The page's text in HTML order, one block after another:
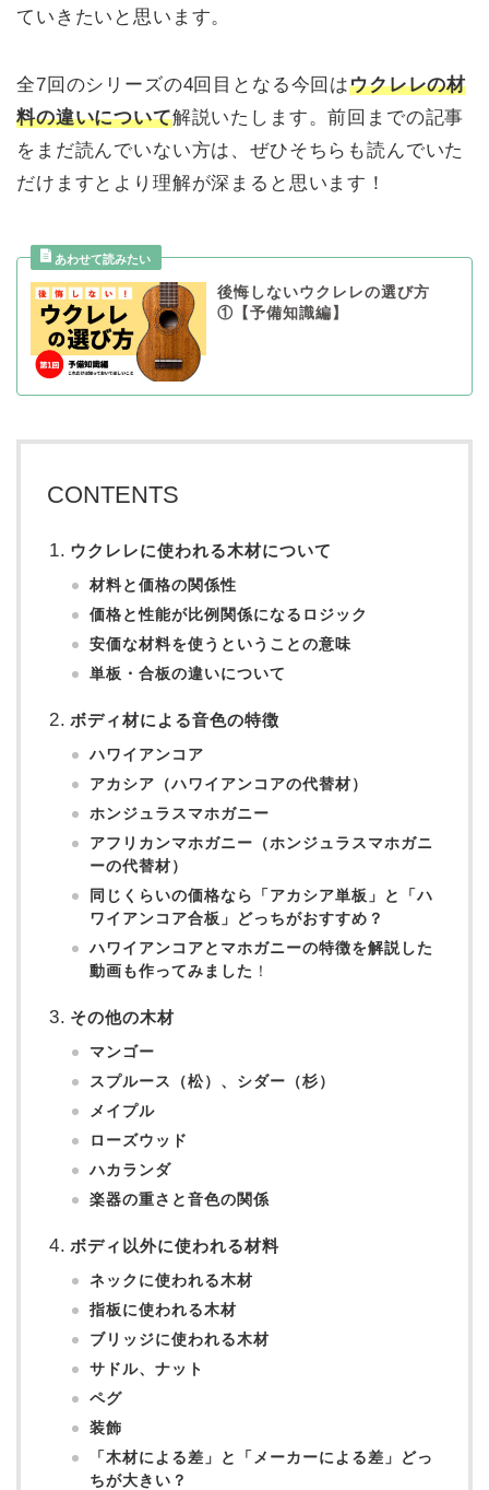
ていきたいと思います。
全7回のシリーズの4回目となる今回はウクレレの材
料の違いについて解説いたします。前回までの記事
をまだ読んでいない方は、ぜひそちらも読んでいた
だけますとより理解が深まると思います！
後悔しないウクレレの選び方
①【予備知識編】
CONTENTS
ウクレレに使われる木材について
材料と価格の関係性
価格と性能が比例関係になるロジック
安価な材料を使うということの意味
単板・合板の違いについて
ボディ材による音色の特徴
ハワイアンコア
アカシア（ハワイアンコアの代替材）
ホンジュラスマホガニー
アフリカンマホガニー（ホンジュラスマホガニ
ーの代替材）
同じくらいの価格なら「アカシア単板」と「ハ
ワイアンコア合板」どっちがおすすめ？
ハワイアンコアとマホガニーの特徴を解説した
動画も作ってみました ！
その他の木材
マンゴー
スプルース（松）、シダー（杉）
メイプル
ローズウッド
ハカランダ
楽器の重さと音色の関係
ボディ以外に使われる材料
ネックに使われる木材
指板に使われる木材
ブリッジに使われる木材
サドル、ナット
ペグ
装飾
「木材による差」と「メーカーによる差」どっ
ちが大きい？